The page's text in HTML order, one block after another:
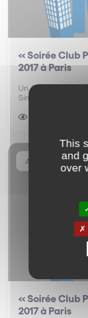
« Soirée Club
2017 à Paris
Un événement
Simon Associés,
partenaires de
le Club Planète
sur le thème « Le
Autres
« Soirée Club
2017 à Paris
This
and
over